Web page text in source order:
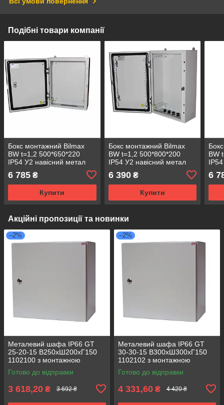
Подібні товари компанії
Бокс монтажний Bilmax
BW t=1,2 500*650*220
IP54 У2 навісний метал
замок с лючком (металева
шафа)
6 785 ₴
Купити
Бокс монтажний Bilmax
BW t=1,2 500*800*200
IP54 У2 навісний метал
(металева шафа)
6 390₴
Купити
BW
6
Акційні пропозиції та новинки
–2%
Металевий шафа IP66 GT
25-20-15 В250хШ200хГ150
1102100 з монтажною
панеллю (розподільчий, 1
замок)
Готово до відправки
3 618,20 ₴ 3 692 ₴
–2%
Металевий шафа IP66 GT
30-30-15 В300хШ300хГ150
1102102 з монтажною
панеллю (розподільчий, 1
замок)
Готово до відправки
4 331,60 ₴ 4 420 ₴